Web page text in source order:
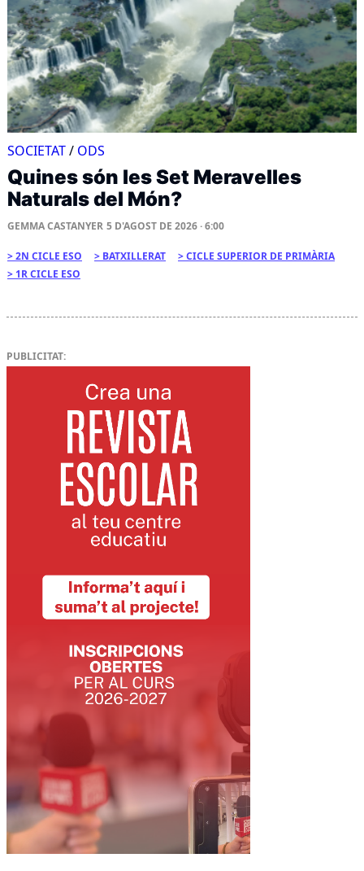
SOCIETAT/ ODS
Quines són les Set Meravelles
Naturals del Món?
GEMMA CASTANYER 5 D'AGOST DE 2026 · 6:00
2N CICLE ESO BATXILLERAT
CICLE SUPERIOR DE PRIMÀRIA
1R CICLE ESO
PUBLICITAT: